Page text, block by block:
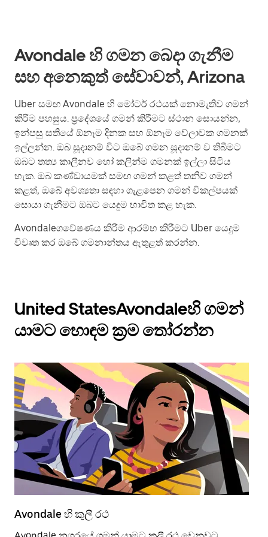
Avondale හි ගමන බෙදා ගැනීම
සහ අනෙකුත් සේවාවන්, Arizona
Uber සමඟ Avondale හි මෝටර් රථයක් නොමැතිව ගමන්
කිරීම පහසුය. ප්‍රදේශයේ ගමන් කිරීමට ස්ථාන සොයන්න,
ඉන්පසු සතියේ ඕනෑම දිනක සහ ඕනෑම වේලාවක ගමනක්
ඉල්ලන්න. ඔබ සූදානම් විට ඔබේ ගමන සූදානම් ව තිබීමට
ඔබට තත්‍ය කාලීනව හෝ කලින්ම ගමනක් ඉල්ලා සිටිය
හැක. ඔබ කණ්ඩායමක් සමඟ ගමන් කළත් තනිව ගමන්
කළත්, ඔබේ අවශ්‍යතා සඳහා ගැළපෙන ගමන් විකල්පයක්
සොයා ගැනීමට ඔබට යෙදුම භාවිත කළ හැක.
Avondaleගවේෂණය කිරීම ආරම්භ කිරීමට Uber යෙදුම
විවෘත කර ඔබේ ගමනාන්තය ඇතුළත් කරන්න.
United StatesAvondaleහි ගමන්
යාමට හොඳම ක්‍රම තෝරන්න
Avondale හි කුලී රථ